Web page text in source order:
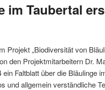
im Taubertal
Projekt „Biodiversität von
den Projektmitarbeitern Dr.
Faltblatt über die Bläulinge
und allgemein verständliche